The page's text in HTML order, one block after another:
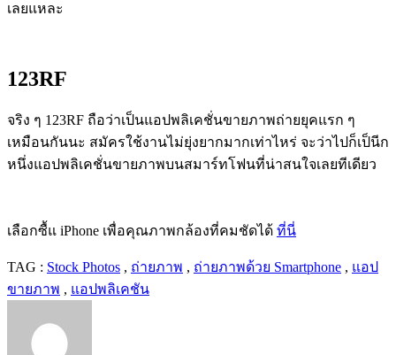
เลยแหละ
123RF
จริง ๆ 123RF ถือว่าเป็นแอปพลิเคชั่นขายภาพถ่ายยุคแรก ๆ
เหมือนกันนะ สมัครใช้งานไม่ยุ่งยากมากเท่าไหร่ จะว่าไปก็เป็นีก
หนึ่งแอปพลิเคชั่นขายภาพบนสมาร์ทโฟนที่น่าสนใจเลยทีเดียว
เลือกซื้แ iPhone เพื่อคุณภาพกล้องที่คมชัดได้ ที่นี่
TAG : Stock Photos , ถ่ายภาพ , ถ่ายภาพด้วย Smartphone , แอป
ขายภาพ , แอปพลิเคชัน